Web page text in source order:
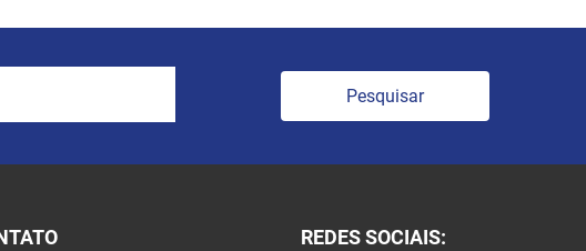
Pesquisar
REDES SOCIAIS: